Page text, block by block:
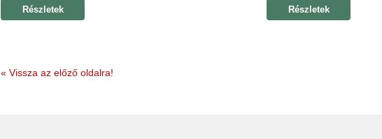
Részletek Részletek
« Vissza az előző oldalra!